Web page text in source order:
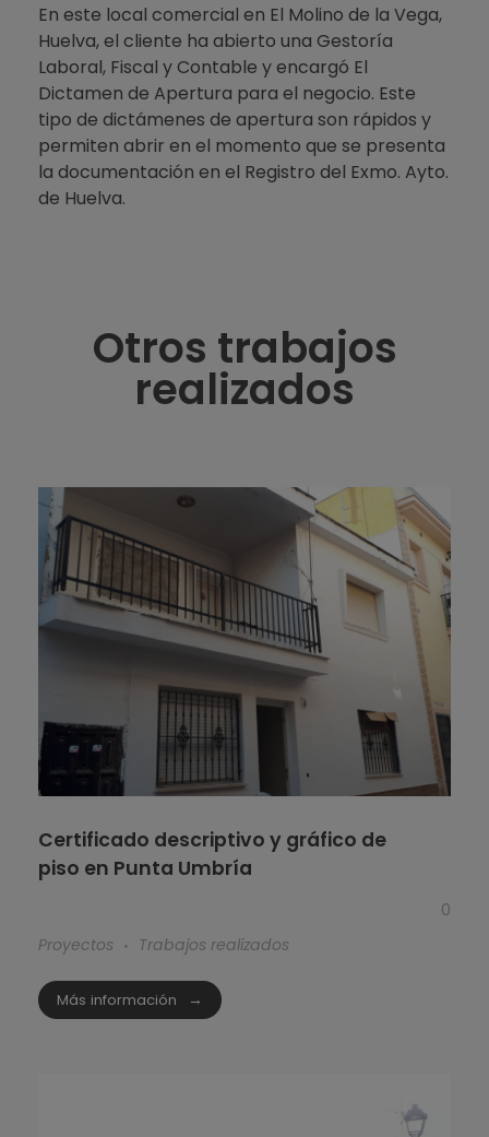
En este local comercial en El Molino de la Vega,
Huelva, el cliente ha abierto una Gestoría
Laboral, Fiscal y Contable y encargó El
Dictamen de Apertura para el negocio. Este
tipo de dictámenes de apertura son rápidos y
permiten abrir en el momento que se presenta
la documentación en el Registro del Exmo. Ayto.
de Huelva.
Otros trabajos
realizados
Certificado descriptivo y gráfico de
piso en Punta Umbría
0
Proyectos
Trabajos realizados
Más información